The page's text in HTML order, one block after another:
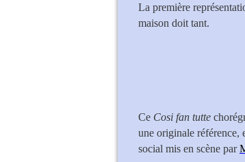
La première
maison doit tant.
Ce Cosi fan tutte
une originale référence,
social mis en scène par